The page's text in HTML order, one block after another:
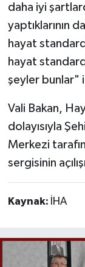
daha iyi
yaptıklarının
hayat
hayat
şeyler bunlar"
Vali Bakan,
dolayısıyla
Merkezi
sergisinin
Kaynak: İHA